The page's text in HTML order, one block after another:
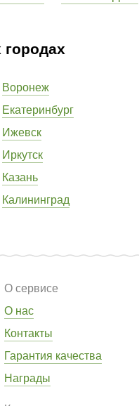
городах
Воронеж
Екатеринбург
Ижевск
Иркутск
Казань
Калининград
О сервисе
О нас
Контакты
Гарантия качества
Награды